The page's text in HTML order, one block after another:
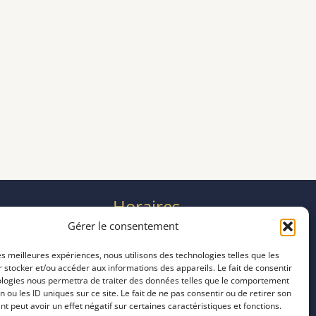
Gérer le consentement
meilleures expériences, nous utilisons des technologies telles que les
stocker et/ou accéder aux informations des appareils. Le fait de consentir
nous permettra de traiter des données telles que le comportement
ou les ID uniques sur ce site. Le fait de ne pas consentir ou de retirer son
peut avoir un effet négatif sur certaines caractéristiques et fonctions.
Horaires
mardi 11:00–23:00
jeudi 11:00–23:00
vendredi 11:00–23:00
samedi 11:00–20:00
dimanche 11:00–20:00